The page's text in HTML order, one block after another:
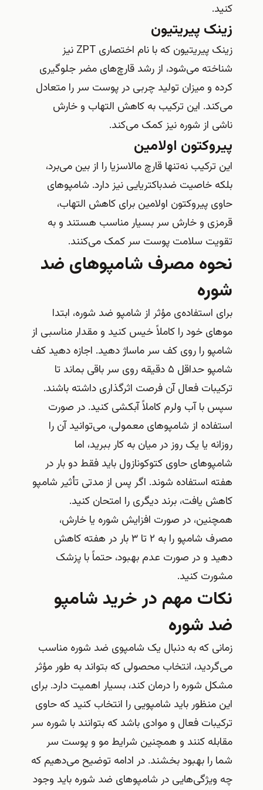
کنید.
زینک پیریتیون
زینک پیریتیون که با نام اختصاری ZPT نیز
شناخته می‌شود، از رشد قارچ‌های مضر جلوگیری
کرده و میزان تولید چربی در پوست سر را متعادل
می‌کند. این ترکیب به کاهش التهاب و خارش
ناشی از شوره نیز کمک می‌کند.
پیروکتون اولامین
این ترکیب نه‌تنها قارچ مالاسزیا را از بین می‌برد،
بلکه خاصیت ضدباکتریایی نیز دارد. شامپوهای
حاوی پیروکتون اولامین برای کاهش التهاب،
قرمزی و خارش سر بسیار مناسب هستند و به
تقویت سلامت پوست سر کمک می‌کنند.
نحوه مصرف شامپوهای ضد
شوره
برای استفاده‌ی مؤثر از شامپو ضد شوره، ابتدا
موهای خود را کاملاً خیس کنید و مقدار مناسبی از
شامپو را روی کف سر ماساژ دهید. اجازه دهید کف
شامپو حداقل ۵ دقیقه روی سر باقی بماند تا
ترکیبات فعال آن فرصت اثرگذاری داشته باشند.
سپس با آب ولرم کاملاً آبکشی کنید. در صورت
استفاده از شامپوهای معمولی، می‌توانید آن را
روزانه یا یک روز در میان به کار ببرید، اما
شامپوهای حاوی کتوکونازول باید فقط دو بار در
هفته استفاده شوند. اگر پس از مدتی تأثیر شامپو
کاهش یافت، برند دیگری را امتحان کنید.
همچنین، در صورت افزایش شوره یا خارش،
مصرف شامپو را به ۲ تا ۳ بار در هفته کاهش
دهید و در صورت عدم بهبود، حتماً با پزشک
مشورت کنید.
نکات مهم در خرید شامپو
ضد شوره
زمانی که به دنبال یک شامپوی ضد شوره مناسب
می‌گردید، انتخاب محصولی که بتواند به طور مؤثر
مشکل شوره را درمان کند، بسیار اهمیت دارد. برای
این منظور باید شامپویی را انتخاب کنید که حاوی
ترکیبات فعال و موادی باشد که بتوانند با شوره سر
مقابله کنند و همچنین شرایط مو و پوست سر
شما را بهبود بخشند. در ادامه توضیح می‌دهیم که
چه ویژگی‌هایی در شامپوهای ضد شوره باید وجود